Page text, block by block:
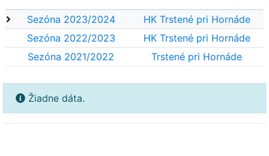
Sezóna 2023/2024
HK Trstené pri Hornáde
Sezóna 2022/2023
HK Trstené pri Hornáde
Sezóna 2021/2022
Trstené pri Hornáde
Žiadne dáta.